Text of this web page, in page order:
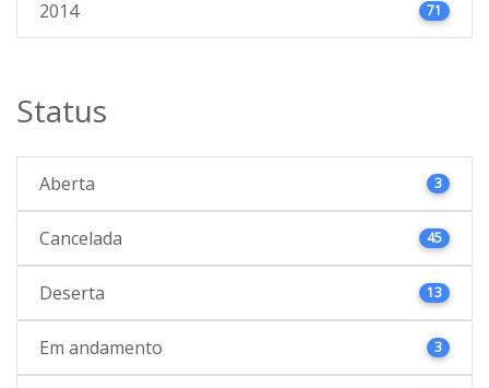
2014 71
Status
Aberta 3
Cancelada 45
Deserta 13
Em andamento 3